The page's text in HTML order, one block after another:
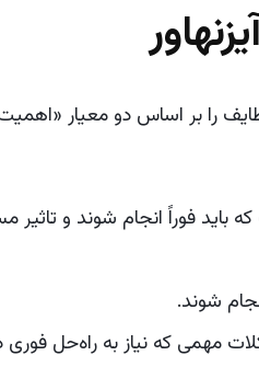
را بر اساس دو معیار
باید فوراً انجام شوند و تاثیر
شوند.
مهمی که نیاز به راه‌حل فوری